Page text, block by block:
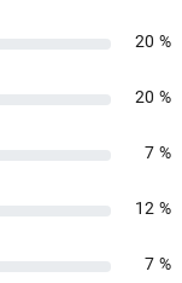
20 %
20 %
7 %
12 %
7 %